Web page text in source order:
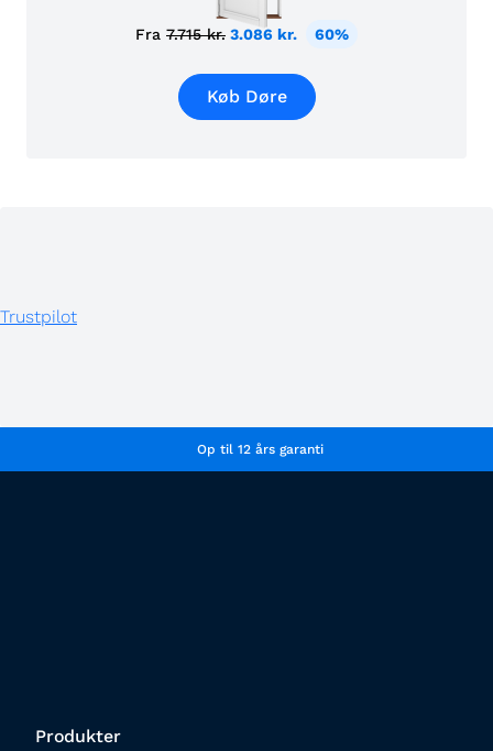
Fra 7.715 kr. 3.086 kr. 60%
Køb Døre
Trustpilot
Op til 12 års garanti
Produkter